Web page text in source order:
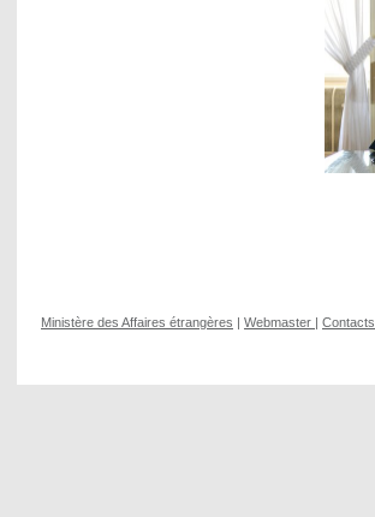
Ministère des Affaires étrangères | Webmaster | Contacts